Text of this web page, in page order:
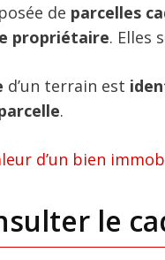
de parcelles
propriétaire. Elles
d’un terrain est
.
d’un bien
le